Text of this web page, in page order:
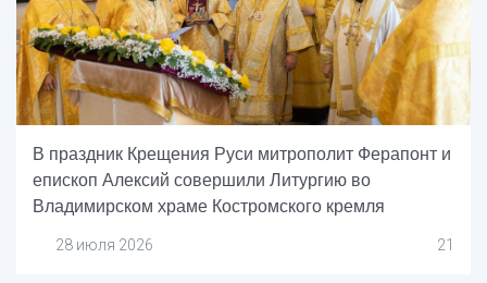
В праздник Крещения Руси митрополит Ферапонт и
епископ Алексий совершили Литургию во
Владимирском храме Костромского кремля
28 июля 2026 21